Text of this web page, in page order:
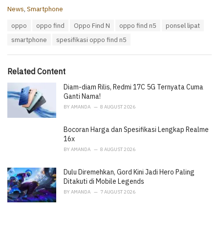
C
i
:
News, Smartphone
oppo oppo find Oppo Find N oppo find n5
ponsel lipat
smartphone
spesifikasi oppo find n5
Related Content
Diam-diam Rilis, Redmi 17C 5G Ternyata Cuma
Ganti Nama!
BY AMANDA 8 AUGUST 2026
Bocoran Harga dan Spesifikasi Lengkap Realme
16x
BY AMANDA 8 AUGUST 2026
Dulu Diremehkan, Gord Kini Jadi Hero Paling
Ditakuti di Mobile Legends
BY AMANDA 7 AUGUST 2026